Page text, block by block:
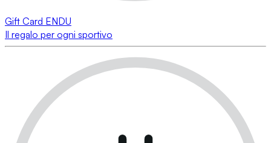
Gift Card ENDU
Il regalo per ogni sportivo